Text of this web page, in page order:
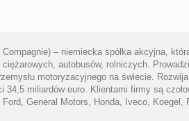
– niemiecka spółka akcyjna,
autobusów, rolniczych.
motoryzacyjnego na świecie.
34,5 miliardów euro. Klientami firmy są
General Motors, Honda, Iveco,